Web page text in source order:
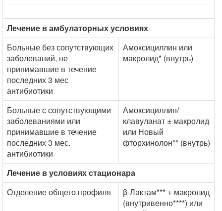
Лечение в амбулаторных условиях
Больные без сопутствующих
заболеваний, не
принимавшие в течение
последних 3 мес
антибиотики
Амоксициллин или
макролид* (внутрь)
Больные с сопутствующими
заболеваниями или
принимавшие в течение
последних 3 мес.
антибиотики
Амоксициллин/
клавуланат ± макролид
или Новый
фторхинолон** (внутрь)
Лечение в условиях стационара
Отделение общего профиля
β-Лактам*** + макролид
(внутривенно****) или